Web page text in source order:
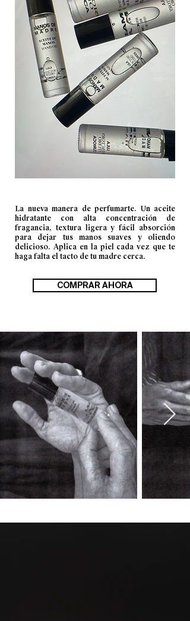
La nueva manera de perfumarte. Un aceite
hidratante con alta concentración de
fragancia, textura ligera y fácil absorción
para dejar tus manos suaves y oliendo
delicioso. Aplica en la piel cada vez que te
haga falta el tacto de tu madre cerca.
COMPRAR AHORA